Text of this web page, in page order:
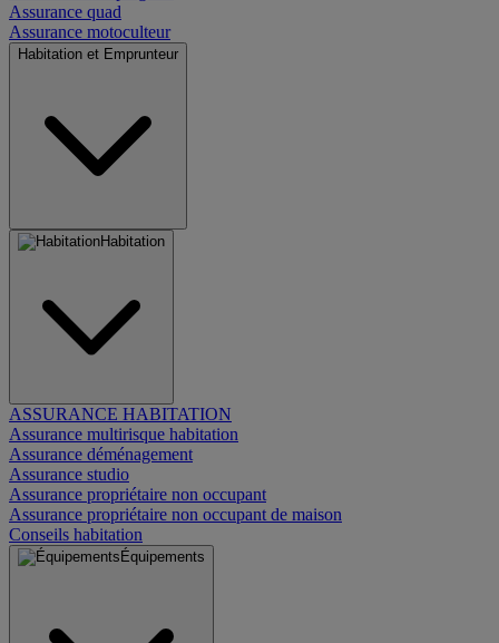
Assurance quad
Assurance motoculteur
Habitation et Emprunteur
Habitation
ASSURANCE HABITATION
Assurance multirisque habitation
Assurance déménagement
Assurance studio
Assurance propriétaire non occupant
Assurance propriétaire non occupant de maison
Conseils habitation
Équipements